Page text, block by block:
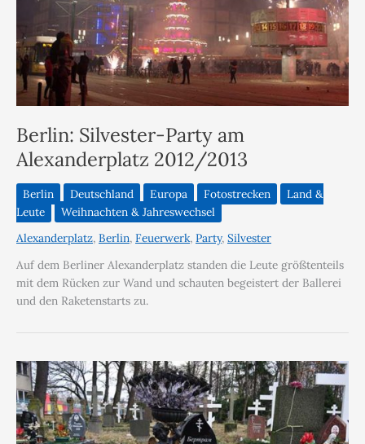
Berlin: Silvester-Party am
Alexanderplatz 2012/2013
Berlin Deutschland Europa Fotostrecken
Land &
Leute
Weihnachten & Jahreswechsel
Alexanderplatz, Berlin, Feuerwerk, Party, Silvester
Auf dem Berliner Alexanderplatz standen die Leute größtenteils
mit dem Rücken zur Wand und schauten begeistert der Ballerei
und den Raketenstarts zu.